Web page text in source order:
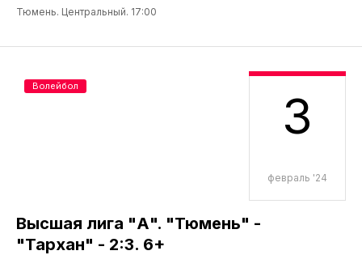
Тюмень. Центральный. 17:00
3
февраль '24
Высшая лига "А". "Тюмень" -
"Тархан" - 2:3. 6+
Волейбол